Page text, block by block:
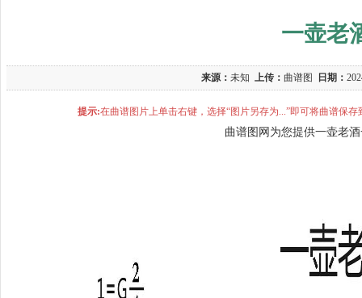
一壶老
来源： 未知 上传： 曲谱图 日期：
提示:在曲谱图片上单击右键，选择“图片另存为...”即可将曲谱保
曲谱图网为您提供一壶老